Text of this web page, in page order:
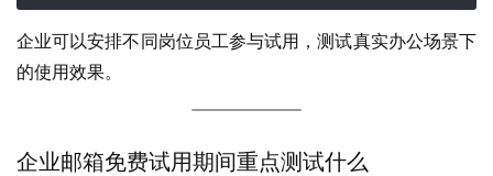
企业可以安排不同岗位员工参与试用，测试真实办公场景下
的使用效果。
企业邮箱免费试用期间重点测试什么